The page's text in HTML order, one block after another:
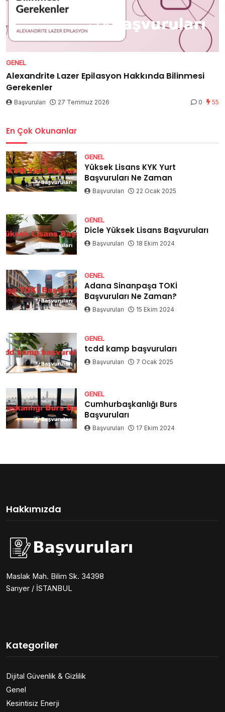
GENEL
Alexandrite Lazer Epilasyon Hakkında Bilinmesi
Gerekenler
Başvuruları 27 Temmuz 2026 0 55
En Çok Okunanlar
GENEL
Yüksek Lisans KYK Yurt
Başvuruları Ne Zaman
Başvuruları 22 Ocak 2025
GENEL
Dicle Yüksek Lisans Başvuruları
Başvuruları 18 Ekim 2024
GENEL
Adana Sinanpaşa TOKİ
Başvuruları Ne Zaman?
Başvuruları 15 Ekim 2024
GENEL
tcdd kamp başvuruları
Başvuruları 7 Ocak 2025
GENEL
Cumhurbaşkanlığı Burs
Başvuruları
Başvuruları 17 Ekim 2024
Hakkımızda
Maslak Mah. Bilim Sk. 34398
Sarıyer / İSTANBUL
Kategoriler
Dijital Güvenlik & Gizlilik
Genel
Kesintisiz Enerji